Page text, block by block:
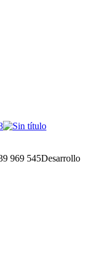
969 545Desarrollo